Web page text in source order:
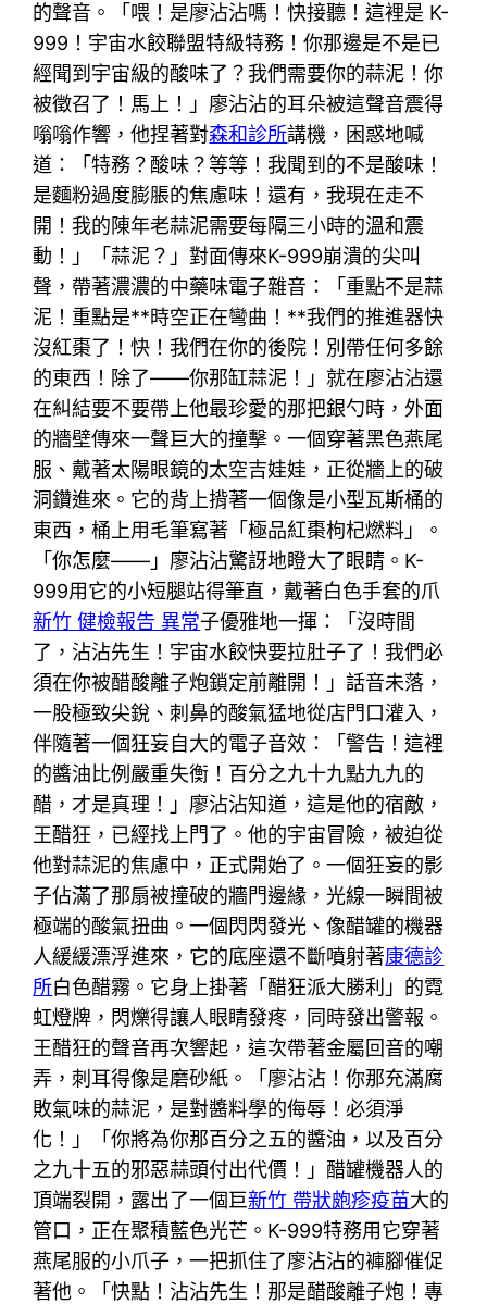
的聲音。「喂！是廖沾沾嗎！快接聽！這裡是 K-
999！宇宙水餃聯盟特級特務！你那邊是不是已
經聞到宇宙級的酸味了？我們需要你的蒜泥！你
被徵召了！馬上！」廖沾沾的耳朵被這聲音震得
嗡嗡作響，他捏著對森和診所講機，困惑地喊
道：「特務？酸味？等等！我聞到的不是酸味！
是麵粉過度膨脹的焦慮味！還有，我現在走不
開！我的陳年老蒜泥需要每隔三小時的溫和震
動！」「蒜泥？」對面傳來K-999崩潰的尖叫
聲，帶著濃濃的中藥味電子雜音：「重點不是蒜
泥！重點是**時空正在彎曲！**我們的推進器快
沒紅棗了！快！我們在你的後院！別帶任何多餘
的東西！除了——你那缸蒜泥！」就在廖沾沾還
在糾結要不要帶上他最珍愛的那把銀勺時，外面
的牆壁傳來一聲巨大的撞擊。一個穿著黑色燕尾
服、戴著太陽眼鏡的太空吉娃娃，正從牆上的破
洞鑽進來。它的背上揹著一個像是小型瓦斯桶的
東西，桶上用毛筆寫著「極品紅棗枸杞燃料」。
「你怎麼——」廖沾沾驚訝地瞪大了眼睛。K-
999用它的小短腿站得筆直，戴著白色手套的爪
新竹 健檢報告 異常子優雅地一揮：「沒時間
了，沾沾先生！宇宙水餃快要拉肚子了！我們必
須在你被醋酸離子炮鎖定前離開！」話音未落，
一股極致尖銳、刺鼻的酸氣猛地從店門口灌入，
伴隨著一個狂妄自大的電子音效：「警告！這裡
的醬油比例嚴重失衡！百分之九十九點九九的
醋，才是真理！」廖沾沾知道，這是他的宿敵，
王醋狂，已經找上門了。他的宇宙冒險，被迫從
他對蒜泥的焦慮中，正式開始了。一個狂妄的影
子佔滿了那扇被撞破的牆門邊緣，光線一瞬間被
極端的酸氣扭曲。一個閃閃發光、像醋罐的機器
人緩緩漂浮進來，它的底座還不斷噴射著康德診
所白色醋霧。它身上掛著「醋狂派大勝利」的霓
虹燈牌，閃爍得讓人眼睛發疼，同時發出警報。
王醋狂的聲音再次響起，這次帶著金屬回音的嘲
弄，刺耳得像是磨砂紙。「廖沾沾！你那充滿腐
敗氣味的蒜泥，是對醬料學的侮辱！必須淨
化！」「你將為你那百分之五的醬油，以及百分
之九十五的邪惡蒜頭付出代價！」醋罐機器人的
頂端裂開，露出了一個巨新竹 帶狀皰疹疫苗大的
管口，正在聚積藍色光芒。K-999特務用它穿著
燕尾服的小爪子，一把抓住了廖沾沾的褲腳催促
著他。「快點！沾沾先生！那是醋酸離子炮！專